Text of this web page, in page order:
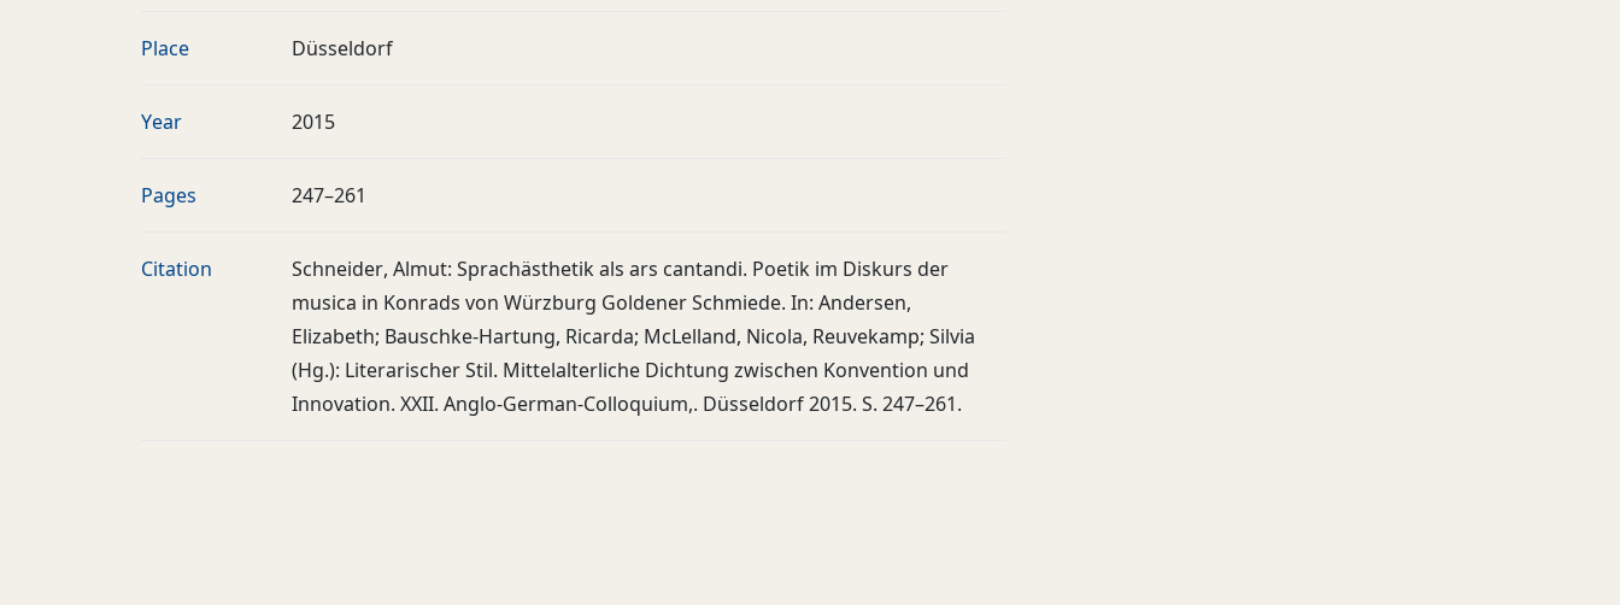
Place Düsseldorf
Year 2015
Pages 247–261
Citation
Schneider, Almut: Sprachästhetik als ars cantandi. Poetik im Diskurs der
musica in Konrads von Würzburg Goldener Schmiede. In: Andersen,
Elizabeth; Bauschke-Hartung, Ricarda; McLelland, Nicola, Reuvekamp; Silvia
(Hg.): Literarischer Stil. Mittelalterliche Dichtung zwischen Konvention und
Innovation. XXII. Anglo-German-Colloquium,. Düsseldorf 2015. S. 247–261.